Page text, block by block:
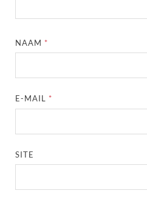
NAAM *
E-MAIL *
SITE